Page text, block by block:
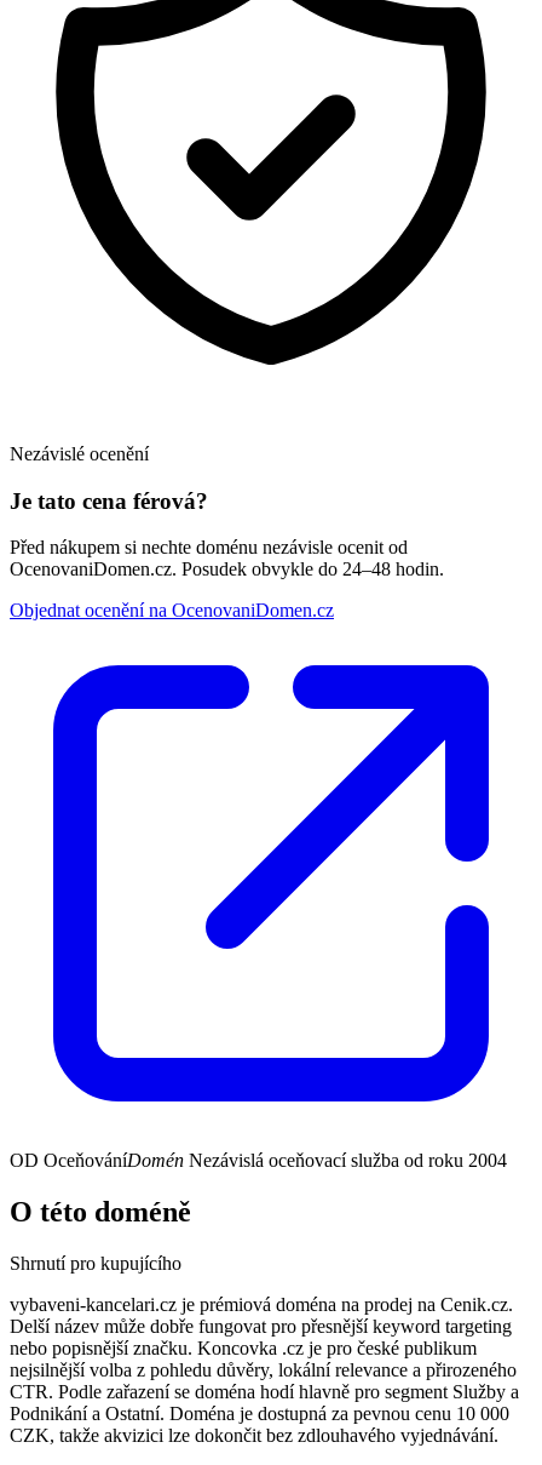
Nezávislé ocenění
Je tato cena férová?
Před nákupem si nechte doménu nezávisle ocenit od
OcenovaniDomen.cz. Posudek obvykle do 24–48 hodin.
Objednat ocenění na OcenovaniDomen.cz
OD OceňováníDomén Nezávislá oceňovací služba od roku 2004
O této doméně
Shrnutí pro kupujícího
vybaveni-kancelari.cz je prémiová doména na prodej na Cenik.cz.
Delší název může dobře fungovat pro přesnější keyword targeting
nebo popisnější značku. Koncovka .cz je pro české publikum
nejsilnější volba z pohledu důvěry, lokální relevance a přirozeného
CTR. Podle zařazení se doména hodí hlavně pro segment Služby a
Podnikání a Ostatní. Doména je dostupná za pevnou cenu 10 000
CZK, takže akvizici lze dokončit bez zdlouhavého vyjednávání.